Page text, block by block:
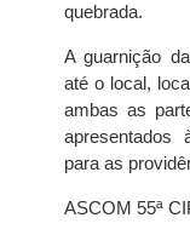
quebrada.
A guarnição
até o local,
ambas as
apresentados
para as
ASCOM 55ª